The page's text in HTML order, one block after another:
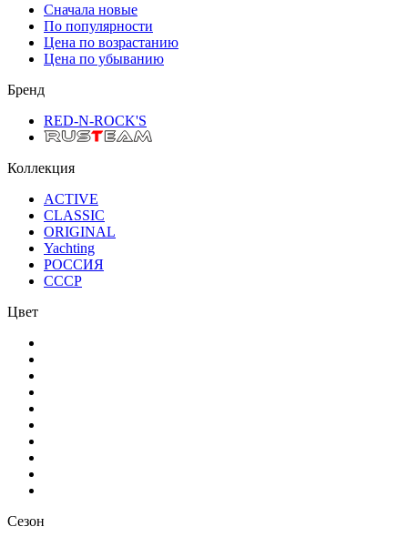
Сначала новые
По популярности
Цена по возрастанию
Цена по убыванию
Бренд
RED-N-ROCK'S
Коллекция
ACTIVE
CLASSIC
ORIGINAL
Yachting
РОССИЯ
СССР
Цвет
Сезон